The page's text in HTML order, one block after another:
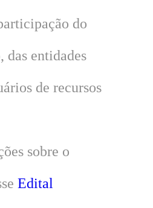
do
das entidades
de recursos
sobre o
Edital